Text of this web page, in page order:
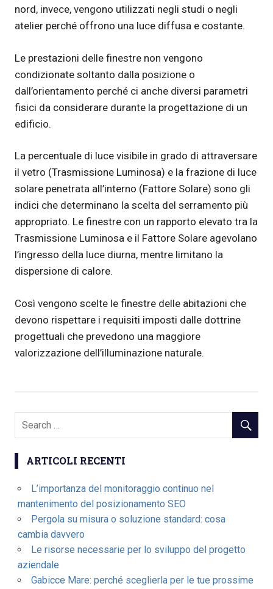
nord, invece, vengono utilizzati negli studi o negli
atelier perché offrono una luce diffusa e costante.
Le prestazioni delle finestre non vengono
condizionate soltanto dalla posizione o
dall’orientamento perché ci anche diversi parametri
fisici da considerare durante la progettazione di un
edificio.
La percentuale di luce visibile in grado di attraversare
il vetro (Trasmissione Luminosa) e la frazione di luce
solare penetrata all’interno (Fattore Solare) sono gli
indici che determinano la scelta del serramento più
appropriato. Le finestre con un rapporto elevato tra la
Trasmissione Luminosa e il Fattore Solare agevolano
l’ingresso della luce diurna, mentre limitano la
dispersione di calore.
Così vengono scelte le finestre delle abitazioni che
devono rispettare i requisiti imposti dalle dottrine
progettuali che prevedono una maggiore
valorizzazione dell’illuminazione naturale.
ARTICOLI RECENTI
L’importanza del monitoraggio continuo nel
mantenimento del posizionamento SEO
Pergola su misura o soluzione standard: cosa
cambia davvero
Le risorse necessarie per lo sviluppo del progetto
aziendale
Gabicce Mare: perché sceglierla per le tue prossime